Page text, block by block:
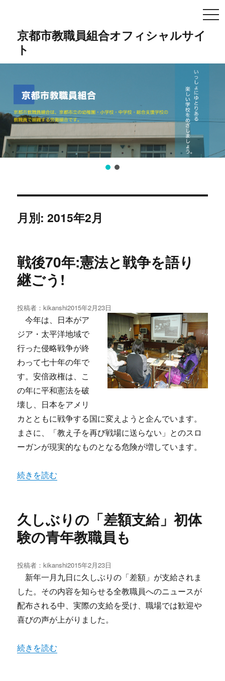
京都市教職員組合オフィシャルサイ
ト
月別: 2015年2月
戦後70年:憲法と戦争を語り
継ごう!
投稿者：kikanshi投
稿
日:
2015年2月23日
今年は、日本がア
ジア・太平洋地域で
行った侵略戦争が終
わって七十年の年で
す。安倍政権は、こ
の年に平和憲法を破
壊し、日本をアメリ
カとともに戦争する国に変えようと企んでいます。
まさに、「教え子を再び戦場に送らない」とのスロ
ーガンが現実的なものとなる危険が増しています。
“戦後70年:憲法と戦争を語り継ごう!” の
続きを読む
久しぶりの「差額支給」初体
験の青年教職員も
投稿者：kikanshi投
稿
日:
2015年2月23日
新年一月九日に久しぶりの「差額」が支給されま
した。その内容を知らせる全教職員へのニュースが
配布される中、実際の支給を受け、職場では歓迎や
喜びの声が上がりました。
“久しぶりの「差額支給」初体験の青年教職員も” の
続きを読む